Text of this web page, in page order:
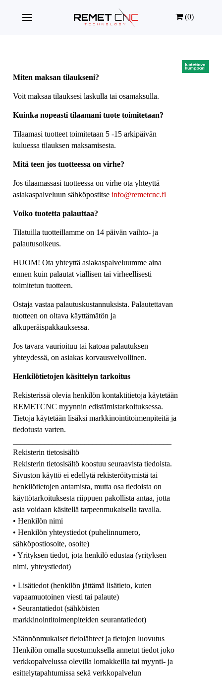
(0)
Miten maksan tilaukseni?
Voit maksaa tilauksesi laskulla tai osamaksulla.
Kuinka nopeasti tilaamani tuote toimitetaan?
Tilaamasi tuotteet toimitetaan 5 -15 arkipäivän
kuluessa tilauksen maksamisesta.
Mitä teen jos tuotteessa on virhe?
Jos tilaamassasi tuotteessa on virhe ota yhteyttä
asiakaspalveluun sähköpostitse info@remetcnc.fi
Voiko tuotetta palauttaa?
Tilatuilla tuotteillamme on 14 päivän vaihto- ja
palautusoikeus.
HUOM! Ota yhteyttä asiakaspalveluumme aina
ennen kuin palautat viallisen tai virheellisesti
toimitetun tuotteen.
Ostaja vastaa palautuskustannuksista. Palautettavan
tuotteen on oltava käyttämätön ja
alkuperäispakkauksessa.
Jos tavara vaurioituu tai katoaa palautuksen
yhteydessä, on asiakas korvausvelvollinen.
Henkilötietojen käsittelyn tarkoitus
Rekisterissä olevia henkilön kontaktitietoja käytetään
REMETCNC myynnin edistämistarkoituksessa.
Tietoja käytetään lisäksi markkinointitoimenpiteitä ja
tiedotusta varten.
Rekisterin tietosisältö
Rekisterin tietosisältö koostuu seuraavista tiedoista.
Sivuston käyttö ei edellytä rekisteröitymistä tai
henkilötietojen antamista, mutta osa tiedoista on
käyttötarkoituksesta riippuen pakollista antaa, jotta
asia voidaan käsitellä tarpeenmukaisella tavalla.
• Henkilön nimi
• Henkilön yhteystiedot (puhelinnumero,
sähköpostiosoite, osoite)
• Yrityksen tiedot, jota henkilö edustaa (yrityksen
nimi, yhteystiedot)
• Lisätiedot (henkilön jättämä lisätieto, kuten
vapaamuotoinen viesti tai palaute)
• Seurantatiedot (sähköisten
markkinointitoimenpiteiden seurantatiedot)
Säännönmukaiset tietolähteet ja tietojen luovutus
Henkilön omalla suostumuksella annetut tiedot joko
verkkopalvelussa olevilla lomakkeilla tai myynti- ja
esittelytapahtumissa sekä verkkopalvelun